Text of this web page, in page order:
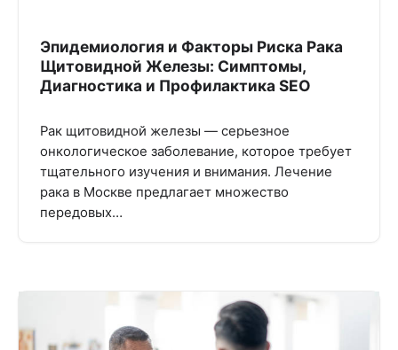
Эпидемиология и Факторы Риска Рака
Щитовидной Железы: Симптомы,
Диагностика и Профилактика SEO
Рак щитовидной железы — серьезное
онкологическое заболевание, которое требует
тщательного изучения и внимания. Лечение
рака в Москве предлагает множество
передовых…